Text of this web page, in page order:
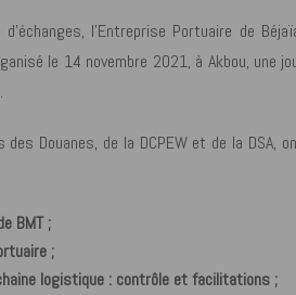
l’Entreprise Portuaire de
le 14 novembre 2021, à Akbou, une
des Douanes, de la DCPEW et de la
BMT;
;
logistique : contrôle et facilitations ;